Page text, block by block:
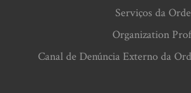
Serviços da
Organization
Canal de Denúncia Externo da